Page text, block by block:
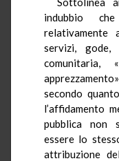
indubbio
relativamente
servizi, gode,
secondo
l’affidamento
pubblica non
essere lo
attribuzione